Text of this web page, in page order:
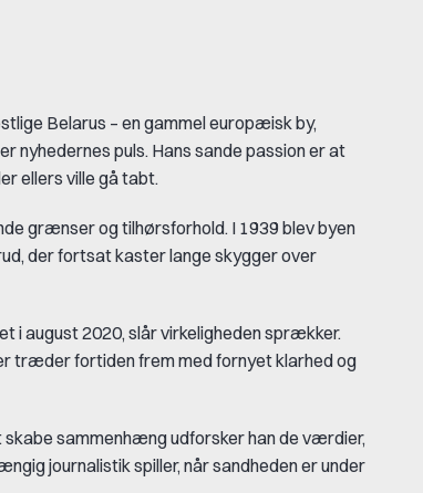
Belarus – en gammel europæisk by,
puls. Hans sande passion er at
ellers ville gå tabt.
grænser og tilhørsforhold. I 1939 blev byen
der fortsat kaster lange skygger over
i august 2020, slår virkeligheden sprækker.
træder fortiden frem med fornyet klarhed og
sammenhæng udforsker han de værdier,
journalistik spiller, når sandheden er under